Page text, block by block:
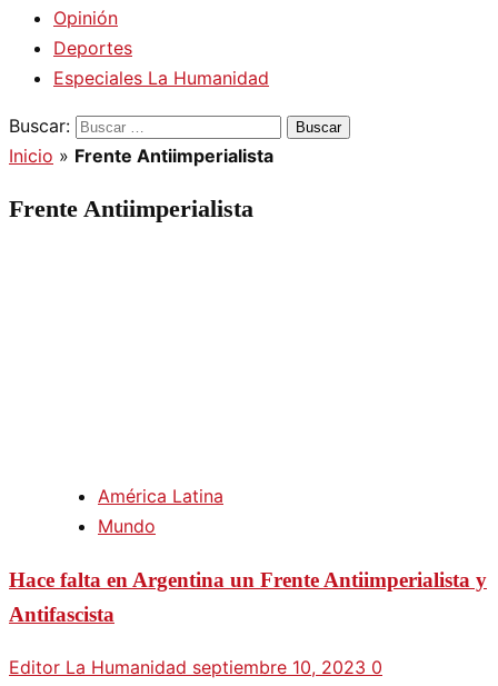
Opinión
Deportes
Especiales La Humanidad
Buscar:
Inicio » Frente Antiimperialista
Frente Antiimperialista
América Latina
Mundo
Hace falta en Argentina un Frente Antiimperialista y
Antifascista
Editor La Humanidad septiembre 10, 2023 0